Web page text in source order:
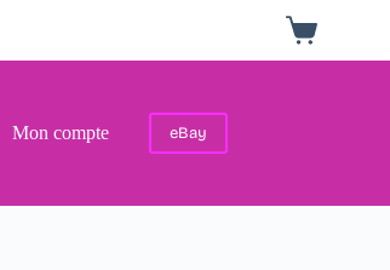
Panier
d’achat
Mon compte eBay